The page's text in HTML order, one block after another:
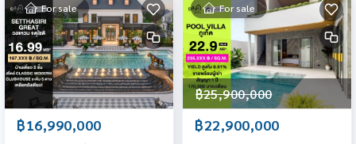
For sale
฿16,990,000
For sale
฿25,900,000
฿22,900,000